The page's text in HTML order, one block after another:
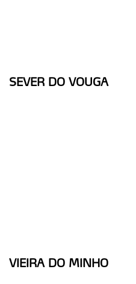
SEVER DO VOUGA
VIEIRA DO MINHO